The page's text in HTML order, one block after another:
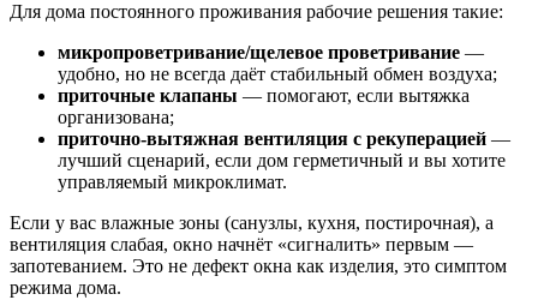
Для дома постоянного проживания рабочие решения такие:
микропроветривание/щелевое проветривание —
удобно, но не всегда даёт стабильный обмен воздуха;
приточные клапаны — помогают, если вытяжка
организована;
приточно-вытяжная вентиляция с рекуперацией —
лучший сценарий, если дом герметичный и вы хотите
управляемый микроклимат.
Если у вас влажные зоны (санузлы, кухня, постирочная), а
вентиляция слабая, окно начнёт «сигналить» первым —
запотеванием. Это не дефект окна как изделия, это симптом
режима дома.